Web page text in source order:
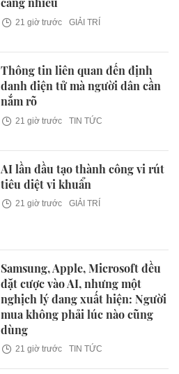
21 giờ trước GIẢI TRÍ
Thông tin liên quan đến định
danh điện tử mà người dân cần
nắm rõ
21 giờ trước TIN TỨC
AI lần đầu tạo thành công vi rút
tiêu diệt vi khuẩn
21 giờ trước GIẢI TRÍ
Samsung, Apple, Microsoft đều
đặt cược vào AI, nhưng một
nghịch lý đang xuất hiện: Người
mua không phải lúc nào cũng
dùng
21 giờ trước TIN TỨC